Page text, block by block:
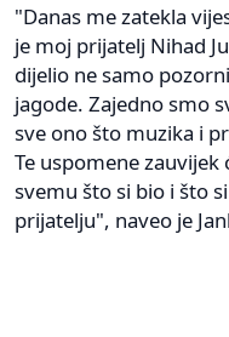
"Danas me zatekla
je moj prijatelj Nihad
dijelio ne samo
jagode. Zajedno smo
sve ono što muzika i
Te uspomene
svemu što si bio i što
prijatelju", naveo je